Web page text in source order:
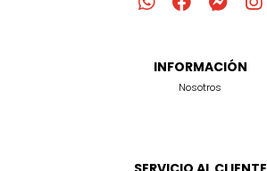
INFORMACIÓN
Nosotros